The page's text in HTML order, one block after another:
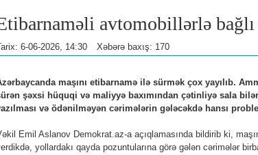
avtomobillərlə bağlı
6-06-2026, 14:30 Xəbərə baxış: 170
maşını etibarnamə ilə sürmək çox yayılıb.
şəxsi hüquqi və maliyyə baxımından çətinliyə sala
və ödənilməyən cərimələrin gələcəkdə hansı
Emil Aslanov Demokrat.az-a açıqlamasında bildirib ki,
yollardakı qayda pozuntularına görə gələn cərimələr